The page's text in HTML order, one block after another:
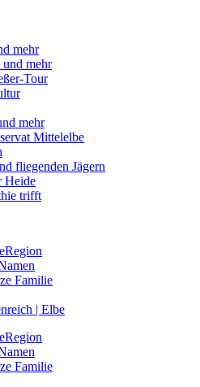
mehr
mehr
Tour
mehr
Mittelelbe
fliegenden Jägern
Heide
trifft
Familie
| Elbe
Familie